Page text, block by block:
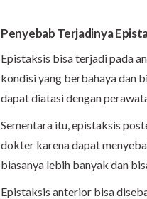
Penyebab Terjadinya
Epistaksis bisa terjadi pada
kondisi yang berbahaya dan
dapat diatasi dengan
Sementara itu, epistaksis
dokter karena dapat
biasanya lebih banyak dan
Epistaksis anterior bisa